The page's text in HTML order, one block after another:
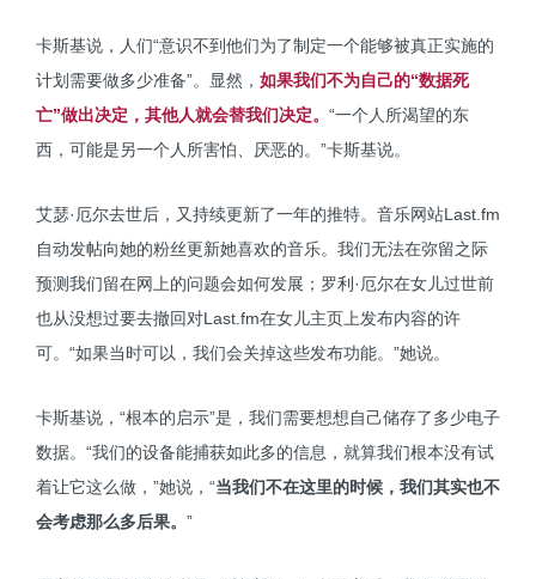
卡斯基说，人们“意识不到他们为了制定一个能够被真正实施的
计划需要做多少准备”。显然， 如果我们不为自己的“数据死
亡”做出决定，其他人就会替我们决定。 “一个人所渴望的东
西，可能是另一个人所害怕、厌恶的。”卡斯基说。
艾瑟·厄尔去世后，又持续更新了一年的推特。音乐网站Last.fm
自动发帖向她的粉丝更新她喜欢的音乐。我们无法在弥留之际
预测我们留在网上的问题会如何发展；罗利·厄尔在女儿过世前
也从没想过要去撤回对Last.fm在女儿主页上发布内容的许
可。“如果当时可以，我们会关掉这些发布功能。”她说。
卡斯基说，“根本的启示”是，我们需要想想自己储存了多少电子
数据。“我们的设备能捕获如此多的信息，就算我们根本没有试
着让它这么做，”她说，“当我们不在这里的时候，我们其实也不
会考虑那么多后果。 ”